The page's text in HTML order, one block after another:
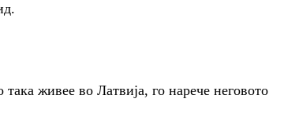
живее во Латвија, го нарече неговото